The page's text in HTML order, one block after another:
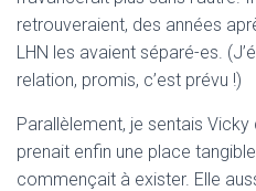
retrouveraient, des années
LHN les avaient séparé-es.
relation, promis, c’est prévu !)
Parallèlement, je sentais Vicky
prenait enfin une place
commençait à exister. Elle